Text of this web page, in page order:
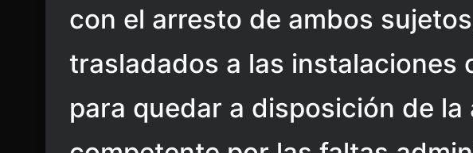
con el arresto de ambos
trasladados a las instalaciones
para quedar a disposición de la